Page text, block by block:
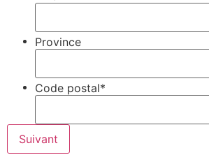
Province
Code postal*